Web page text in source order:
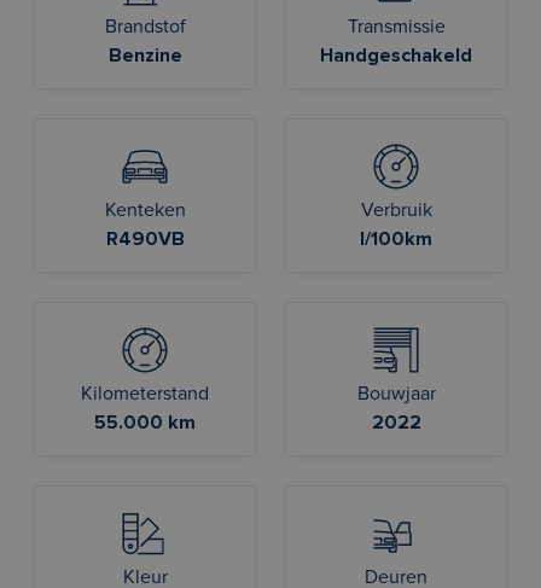
Brandstof
Benzine
Transmissie
Handgeschakeld
Kenteken
R490VB
Verbruik
l/100km
Kilometerstand
55.000 km
Bouwjaar
2022
Kleur
Deuren